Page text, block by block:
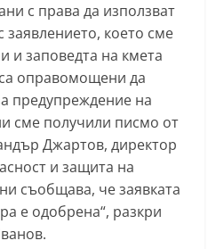
с права да използват
заявлението, което сме
и заповедта на кмета
оправомощени да
предупреждение на
сме получили писмо от
Джартов, директор
и защита на
съобщава, че заявката
е одобрена“, разкри